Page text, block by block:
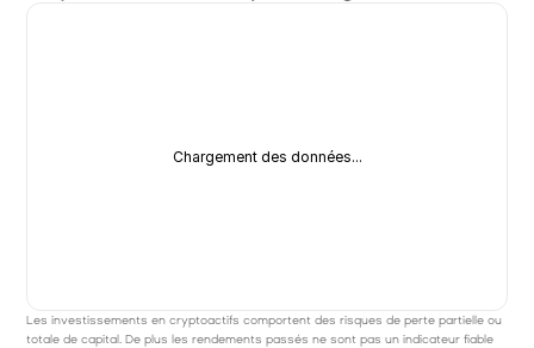
Chargement des données...
Les investissements en cryptoactifs comportent des risques de perte partielle ou
totale de capital. De plus les rendements passés ne sont pas un indicateur fiable